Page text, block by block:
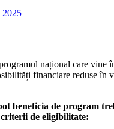
2025
național care vine
financiare reduse în
beneficia de program
de eligibilitate: